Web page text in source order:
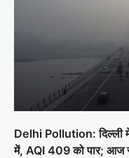
Delhi Pollution: दिल्ली में
में, AQI 409 को पार; आज